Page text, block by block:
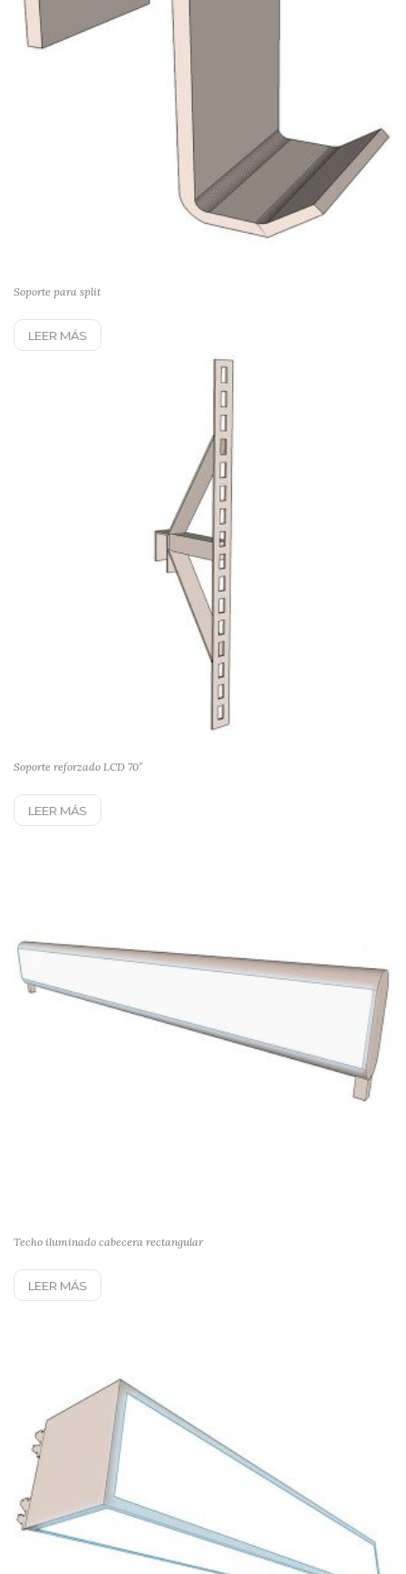
Soporte para split
LEER MÁS
Soporte reforzado LCD 70″
LEER MÁS
Techo iluminado cabecera rectangular
LEER MÁS